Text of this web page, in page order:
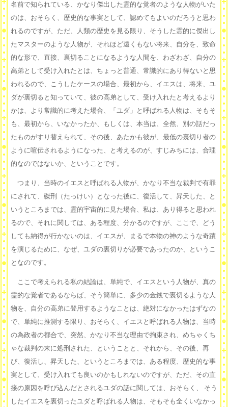
名前で知られている、かなり傑出した霊的な覚者のような人物がいた
のは、おそらく、歴史的な事実として、認めてもよいのだろうと思わ
れるのですが、ただ、人類の歴史を見る限り、そうした霊的に傑出し
たマスターのような人物が、それほど遠くもない将来、自分を、致命
的な形で、直接、裏切ることになるような人間を、わざわざ、自分の
高弟として受け入れたとは、ちょっと普通、常識的にあり得ないと思
われるので、こうしたケースの場合、最初から、イエスは、将来、ユ
ダが裏切ると知っていて、彼の高弟として、受け入れたと考えるより
かは、より常識的に考えた場合、「ユダ」と呼ばれる人物は、そもそ
も、最初から、いなかったか、もしくは、本当は、全然、別の話だっ
たものがすり替えられて、その後、あたかも彼が、最低の裏切り者の
ように喧伝されるようになった、と考えるのが、すじみちには、合理
的なのではないか、ということです。
つまり、当時のイエスと呼ばれる人物が、かなり不当な裁判で有罪
にされて、磔刑（たっけい）となった後に、復活して、昇天した、と
いうところまでは、霊的宇宙的に見た場合、私は、あり得ると思われ
るので、それに関しては、ある程度、分かるのですが、ここで、どう
しても納得が行かないのは、イエスが、まるで本物の神のような奇蹟
を演じるために、なぜ、ユダの裏切りが必要であったのか、というこ
となのです。
ここで考えられる私の結論は、単純で、イエスという人物が、真の
霊的な覚者であるならば、そう簡単に、多少の金銭で裏切るような人
物を、自分の高弟に登用するようなことは、絶対になかったはずなの
で、単純に推測する限り、おそらく、イエスと呼ばれる人物は、当時
の為政者の都合で、突然、かなり不当な理由で拘束され、めちゃくち
ゃな裁判の末に処刑された、ということと、それから、その後、再
び、復活し、昇天した、というところまでは、ある程度、歴史的な事
実として、受け入れても良いのかもしれないのですが、ただ、その直
接の原因を呼び込んだとされるユダの話に関しては、おそらく、 そう
したイエスを裏切ったユダと呼ばれる人物は、そもそも全くいなかっ